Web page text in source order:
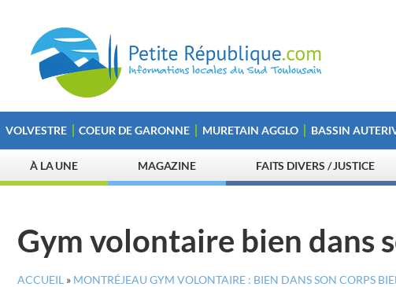
VOLVESTRE COEUR DE GARONNE MURETAIN AGGLO BASSIN
À LA UNE MAGAZINE FAITS DIVERS / JUSTICE
Gym volontaire bien dans
ACCUEIL » MONTRÉJEAU GYM VOLONTAIRE : BIEN DANS SON CORPS